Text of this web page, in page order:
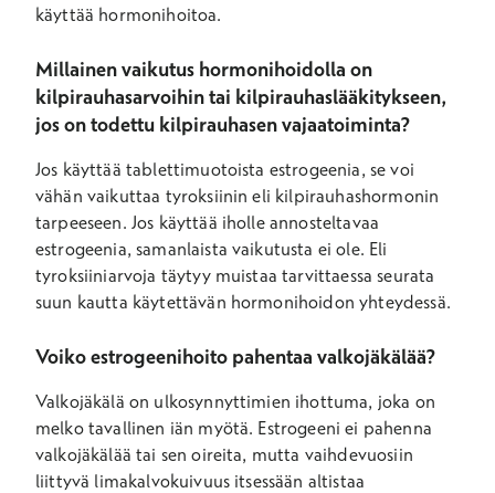
käyttää hormonihoitoa.
Millainen vaikutus hormonihoidolla on
kilpirauhasarvoihin tai kilpirauhaslääkitykseen,
jos on todettu kilpirauhasen vajaatoiminta?
Jos käyttää tablettimuotoista estrogeenia, se voi
vähän vaikuttaa tyroksiinin eli kilpirauhashormonin
tarpeeseen. Jos käyttää iholle annosteltavaa
estrogeenia, samanlaista vaikutusta ei ole. Eli
tyroksiiniarvoja täytyy muistaa tarvittaessa seurata
suun kautta käytettävän hormonihoidon yhteydessä.
Voiko estrogeenihoito pahentaa valkojäkälää?
Valkojäkälä on ulkosynnyttimien ihottuma, joka on
melko tavallinen iän myötä. Estrogeeni ei pahenna
valkojäkälää tai sen oireita, mutta vaihdevuosiin
liittyvä limakalvokuivuus itsessään altistaa